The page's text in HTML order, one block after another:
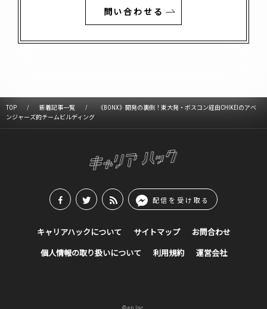
問い合わせる
TOP 新着記事一覧
《BONX》開発の裏側！東大発・ボスコン経由CHIKEIのアベ
ンジャーズ的チームビルディング
配信を受け取る
キャリアハックについて サイトマップ お問合わせ
個人情報の取り扱いについて 利用規約 運営会社